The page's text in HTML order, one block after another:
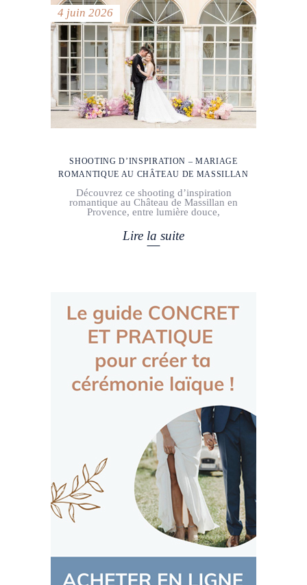
4 juin 2026
SHOOTING D’INSPIRATION – MARIAGE
ROMANTIQUE AU CHÂTEAU DE MASSILLAN
Découvrez ce shooting d’inspiration
romantique au Château de Massillan en
Provence, entre lumière douce,
Lire la suite